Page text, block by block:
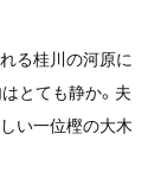
る桂川の河原に
とても静か。夫
い一位樫の大木